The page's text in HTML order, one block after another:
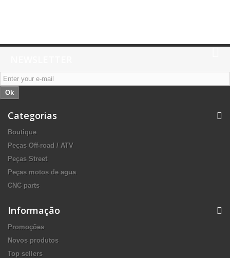
Ok
Categorias
Boutique
Peças Off-road / ATV
Peças Street
Peças motos de agua
CNC parts
Informação
Promoções
Novos produtos
Top sellers